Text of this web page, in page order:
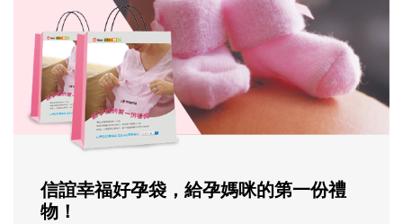
信誼幸福好孕袋，給孕媽咪的第一份禮
物！